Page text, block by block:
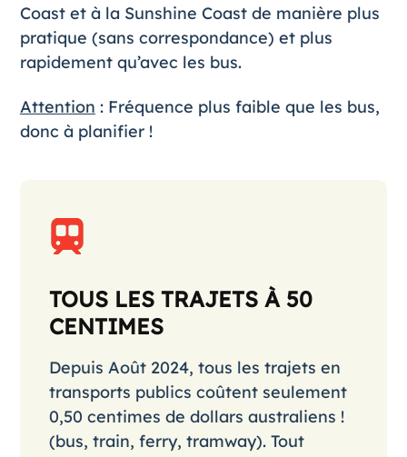
Coast et à la Sunshine Coast de manière plus
pratique (sans correspondance) et plus
rapidement qu’avec les bus.
Attention : Fréquence plus faible que les bus,
donc à planifier !
TOUS LES TRAJETS À 50
CENTIMES
Depuis Août 2024, tous les trajets en
transports publics coûtent seulement
0,50 centimes de dollars australiens !
(bus, train, ferry, tramway). Tout